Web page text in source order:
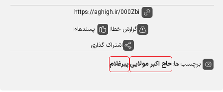
گزارش خطا پسندها0
اشتراک گذاری
برچسب ها:حاج اکبر مولاییپیرغلام